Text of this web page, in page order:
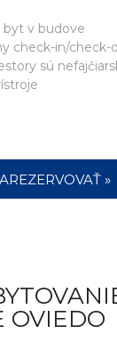
byt v budove
check-in/check-
sú
»
OVIEDO